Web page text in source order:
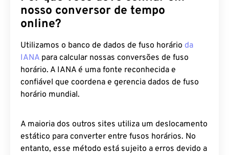
nosso conversor de tempo
online?
Utilizamos o banco de dados de fuso horário da
IANA para calcular nossas conversões de fuso
horário. A IANA é uma fonte reconhecida e
confiável que coordena e gerencia dados de fuso
horário mundial.
A maioria dos outros sites utiliza um deslocamento
estático para converter entre fusos horários. No
entanto, esse método está sujeito a erros devido a